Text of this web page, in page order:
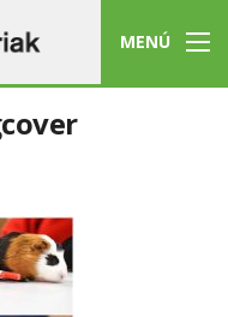
MENÚ